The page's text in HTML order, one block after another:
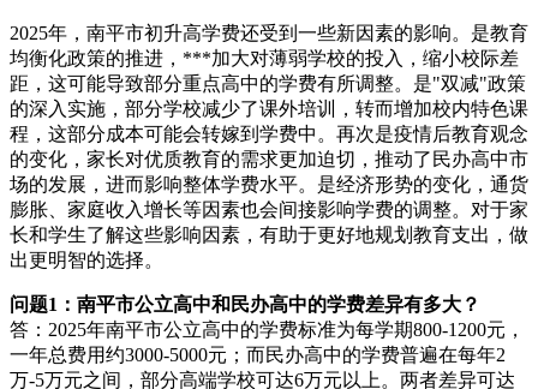
2025年，南平市初升高学费还受到一些新因素的影响。是教育
均衡化政策的推进，***加大对薄弱学校的投入，缩小校际差
距，这可能导致部分重点高中的学费有所调整。是"双减"政策
的深入实施，部分学校减少了课外培训，转而增加校内特色课
程，这部分成本可能会转嫁到学费中。再次是疫情后教育观念
的变化，家长对优质教育的需求更加迫切，推动了民办高中市
场的发展，进而影响整体学费水平。是经济形势的变化，通货
膨胀、家庭收入增长等因素也会间接影响学费的调整。对于家
长和学生了解这些影响因素，有助于更好地规划教育支出，做
出更明智的选择。
问题1：南平市公立高中和民办高中的学费差异有多大？
答：2025年南平市公立高中的学费标准为每学期800-1200元，
一年总费用约3000-5000元；而民办高中的学费普遍在每年2
万-5万元之间，部分高端学校可达6万元以上。两者差异可达